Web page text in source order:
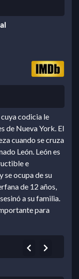
codicia le
de Nueva York. El
cuando se cruza
León. León es
e
se ocupa de su
de 12 años,
a su familia.
para
Previous